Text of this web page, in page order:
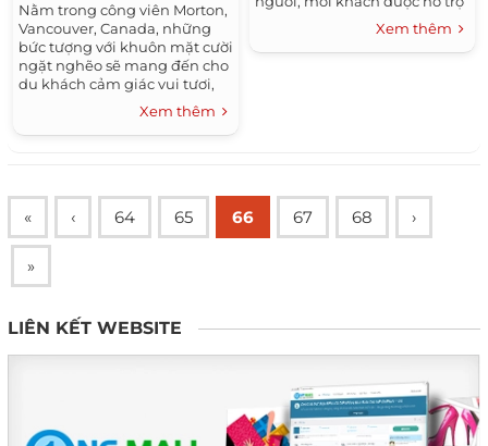
Nằm trong công viên Morton,
Vancouver, Canada, những
bức tượng với khuôn mặt cười
ngặt nghẽo sẽ mang đến cho
du khách cảm giác vui tươi,
Xem thêm
tương đương 20.000 won.
Xem thêm
« ‹ 64 65 66 67 68 ›
»
LIÊN KẾT WEBSITE